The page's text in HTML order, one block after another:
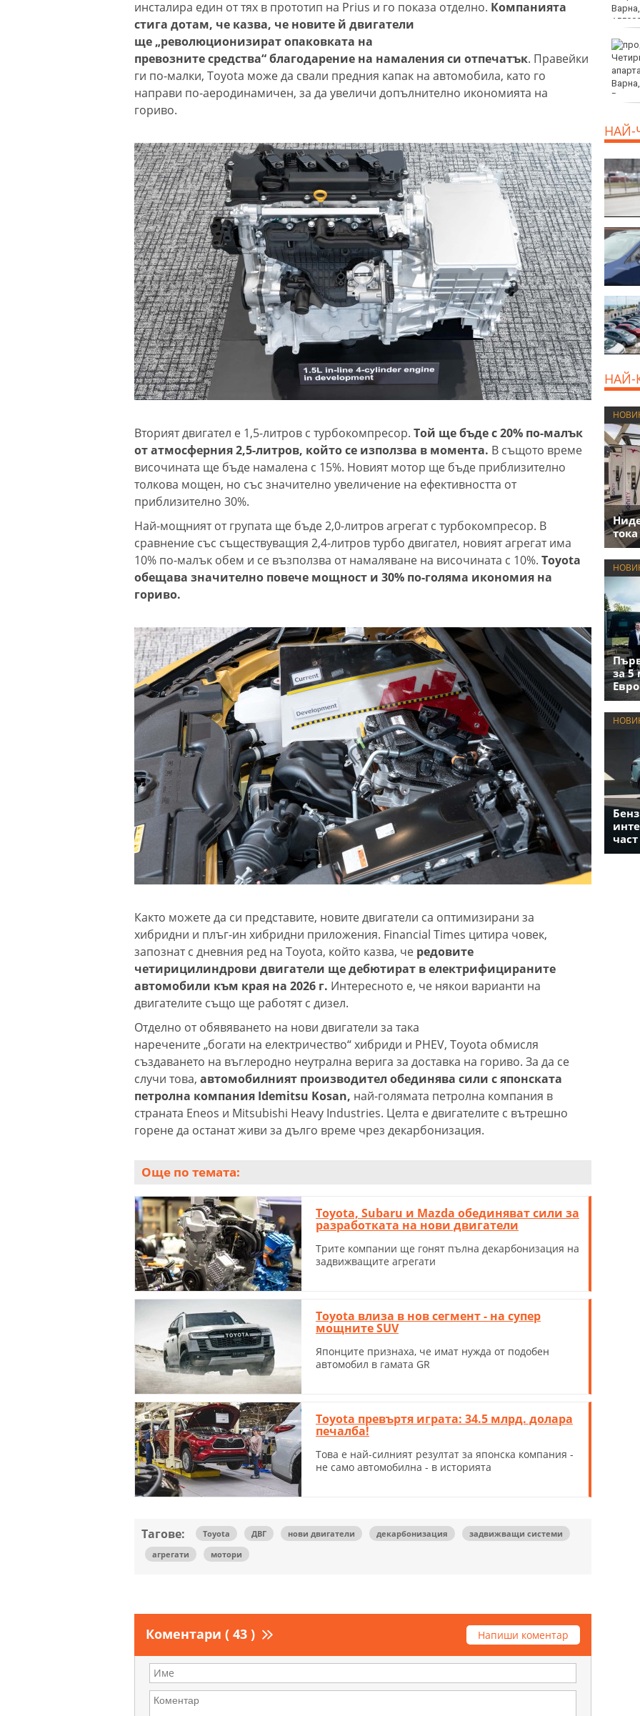
инсталира един от тях в прототип на Prius и го показа отделно. Компанията
стига дотам, че казва, че новите й двигатели
ще „революционизират опаковката на
превозните средства“ благодарение на намаления си отпечатък. Правейки
ги по-малки, Toyota може да свали предния капак на автомобила, като го
направи по-аеродинамичен, за да увеличи допълнително икономията на
гориво.
Вторият двигател е 1,5-литров с турбокомпресор. Той ще бъде с 20% по-малък
от атмосферния 2,5-литров, който се използва в момента. В същото време
височината ще бъде намалена с 15%. Новият мотор ще бъде приблизително
толкова мощен, но със значително увеличение на ефективността от
приблизително 30%.
Най-мощният от групата ще бъде 2,0-литров агрегат с турбокомпресор. В
сравнение със съществуващия 2,4-литров турбо двигател, новият агрегат има
10% по-малък обем и се възползва от намаляване на височината с 10%. Toyota
обещава значително повече мощност и 30% по-голяма икономия на
гориво.
Както можете да си представите, новите двигатели са оптимизирани за
хибридни и плъг-ин хибридни приложения. Financial Times цитира човек,
запознат с дневния ред на Toyota, който казва, че редовите
четирицилиндрови двигатели ще дебютират в електрифицираните
автомобили към края на 2026 г. Интересното е, че някои варианти на
двигателите също ще работят с дизел.
Отделно от обявяването на нови двигатели за така
наречените „богати на електричество“ хибриди и PHEV, Toyota обмисля
създаването на въглеродно неутрална верига за доставка на гориво. За да се
случи това, автомобилният производител обединява сили с японската
петролна компания Idemitsu Kosan, най-голямата петролна компания в
страната Eneos и Mitsubishi Heavy Industries. Целта е двигателите с вътрешно
горене да останат живи за дълго време чрез декарбонизация.
Още по темата:
Toyota, Subaru и Mazda обединяват сили за
разработката на нови двигатели
Трите компании ще гонят пълна декарбонизация на
задвижващите агрегати
Toyota влиза в нов сегмент - на супер
мощните SUV
Японците признаха, че имат нужда от подобен
автомобил в гамата GR
Toyota превъртя играта: 34.5 млрд. долара
печалба!
Това е най-силният резултат за японска компания -
не само автомобилна - в историята
Тагове: Toyota ДВГ нови двигатели декарбонизация
задвижващи системи
агрегати
мотори
Коментари ( 43 ) Напиши коментар
Варненско, БАБХ зове:
докосвайте!
Сигнализирайте!
НАЙ-
НАЙ-
за 5
част